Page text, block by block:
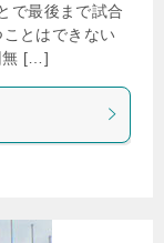
で最後まで試合
とはできない
無 […]